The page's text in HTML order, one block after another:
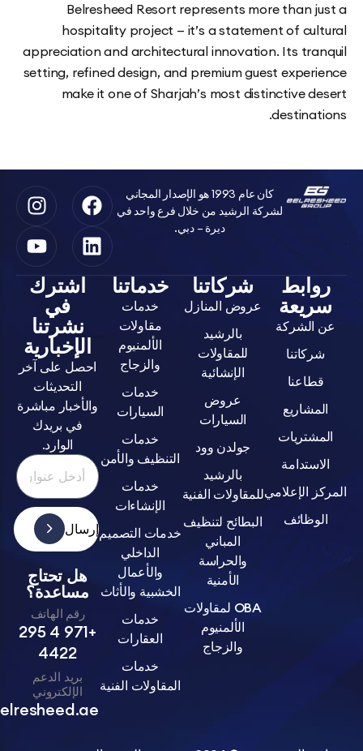
Belresheed Resort represents more
hospitality project — it’s a statement of
appreciation and architectural innovation. Its
setting, refined design, and premium guest
make it one of Sharjah’s most distinctive
كان عام 1993 هو الإصدار المجاني
لشركة الرشيد من خلال فرع واحد في
شركاتنا
عروض المنازل
بالرشيد
للمقاولات
الإنشائية
السيارات
جولدن وود
بالرشيد
للمقاولات الفنية
البطائح لتنظيف
OBA لمقاولات
خدماتنا
خدمات
الألمنيوم
والزجاج
السيارات
التنظيف والأمن
خدمات
الإنشاءات
خدمات التصميم
الداخلي
والأعمال
الخشبية والأثاث
خدمات
العقارات
المقاولات الفنية
اشترك
في
نشرتنا
الإخبارية
احصل على آخر
والأخبار مباشرة
في بريدك
الوارد.
إرسال
هل تحتاج
مساعدة؟
رقم الهاتف
+971 4 295
بريد الدعم
الإلكتروني
info@belresheed.ae